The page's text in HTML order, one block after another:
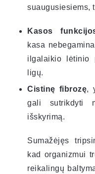
suaugusiesiems,
Kasos
kasa
ilgalaikio lėtinio
ligų.
Cistinę fibrozę,
gali sutrikdyti
išskyrimą.
Sumažėjęs
kad organizmui
reikalingų